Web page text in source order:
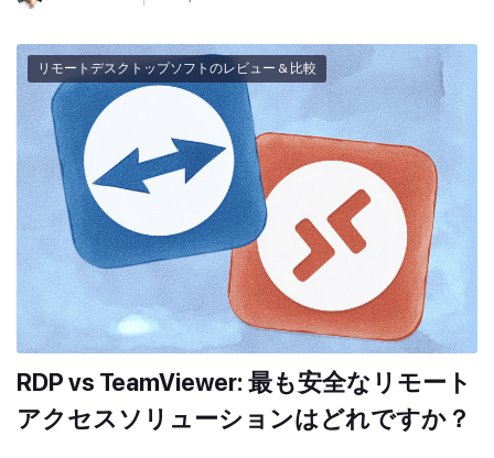
RDP vs TeamViewer: 最も安全なリモート
アクセスソリューションはどれですか？
リモートデスクトップソフトのレビュー & 比較